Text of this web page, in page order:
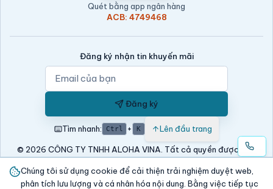
Quét bằng app ngân hàng
ACB: 4749468
Đăng ký nhận tin khuyến mãi
Đăng ký
Tìm nhanh: Ctrl + K Lên đầu trang
© 2026 CÔNG TY TNHH ALOHA VINA. Tất cả quyền được bảo
lưu.
Website này được viết bởi Lương Thanh Nhàn— 0904 290 757
Chúng tôi sử dụng cookie để cải thiện trải nghiệm duyệt web,
phân tích lưu lượng và cá nhân hóa nội dung. Bằng việc tiếp tục